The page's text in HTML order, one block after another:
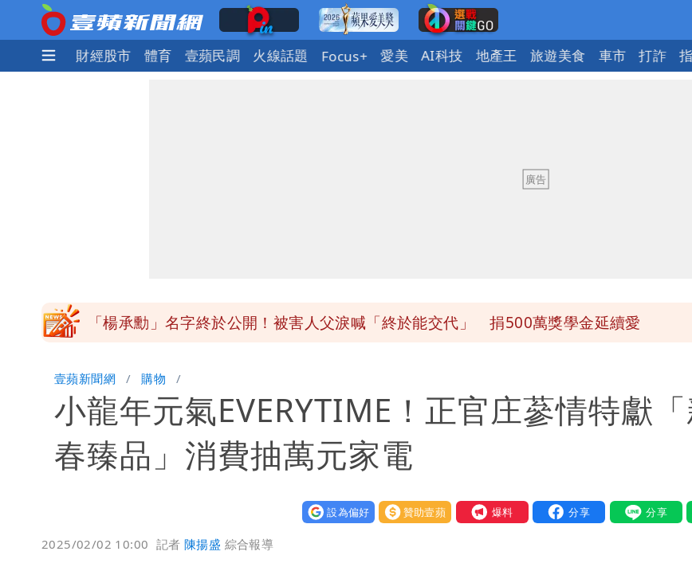
國際 財經股市 體育 壹蘋民調 火線話題 Focus+ 愛美 AI科技 地產王 旅遊美食 車市 打詐
「楊承勳」名字終於公開！被害人父淚喊「終於能交代」 捐500萬獎學金延續愛
壹蘋新聞網 購物
小龍年元氣EVERYTIME！正官庄蔘情特獻
春臻品」消費抽萬元家電
設為偏好 贊助壹蘋 我要爆料
2025/02/02 10:00 記者陳揚盛 綜合報導